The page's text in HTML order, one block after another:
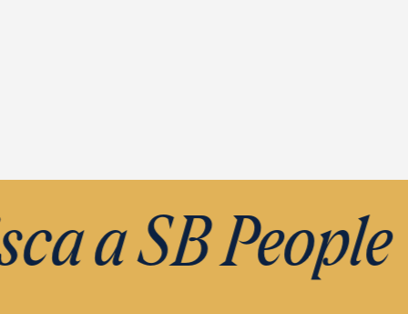
a SB People